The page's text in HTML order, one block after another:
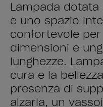
Lampada
e uno spazio
confortevole
dimensioni e
lunghezze.
cura e la
presenza di
alzarla, un